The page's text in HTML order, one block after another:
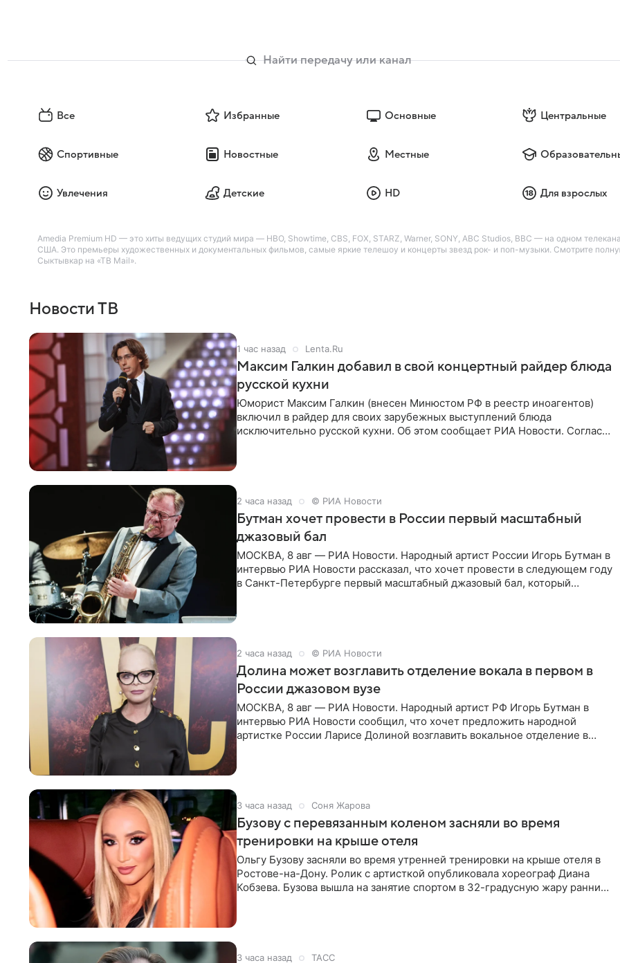
Все Избранные Основные Центральные
Спортивные Новостные Местные
Увлечения Детские HD Для взрослых
Amedia Premium HD — это хиты ведущих студий мира — HBO, Showtime, CBS, FOX, STARZ, Warner, SONY, ABC Studios, BBC — на одном
США. Это премьеры художественных и документальных фильмов, самые яркие телешоу и концерты звезд рок- и поп-музыки. Смотрите
Сыктывкар на «ТВ Mail».
Новости ТВ
1 час назад Lenta.Ru
Максим Галкин добавил в свой концертный райдер блюда
русской кухни
Юморист Максим Галкин (внесен Минюстом РФ в реестр иноагентов)
включил в райдер для своих зарубежных выступлений блюда
исключительно русской кухни. Об этом сообщает РИА Новости. Согласно
2 часа назад © РИА Новости
Бутман хочет провести в России первый масштабный
джазовый бал
МОСКВА, 8 авг — РИА Новости. Народный артист России Игорь Бутман в
интервью РИА Новости рассказал, что хочет провести в следующем году
в Санкт-Петербурге первый масштабный джазовый бал, который
2 часа назад © РИА Новости
Долина может возглавить отделение вокала в первом в
России джазовом вузе
МОСКВА, 8 авг — РИА Новости. Народный артист РФ Игорь Бутман в
интервью РИА Новости сообщил, что хочет предложить народной
артистке России Ларисе Долиной возглавить вокальное отделение в
3 часа назад Соня Жарова
Бузову с перевязанным коленом засняли во время
тренировки на крыше отеля
Ольгу Бузову засняли во время утренней тренировки на крыше отеля в
Ростове-на-Дону. Ролик с артисткой опубликовала хореограф Диана
Кобзева. Бузова вышла на занятие спортом в 32-градусную жару ранним
3 часа назад ТАСС